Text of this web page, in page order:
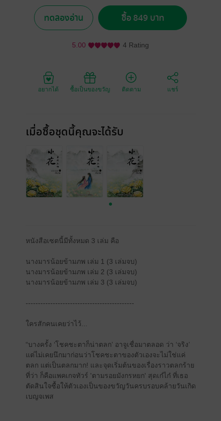
ทดลองอ่าน ซื้อ 849 บาท
5.00 4 Rating
อยากได้ ซื้อเป็นของขวัญ ติดตาม แชร์
เมื่อซื้อชุดนี้คุณจะได้รับ
หนังสือเซตนี้มีทั้งหมด 3 เล่ม คือ
นางมารน้อยข้ามภพ เล่ม 1 (3 เล่มจบ)
นางมารน้อยข้ามภพ เล่ม 2 (3 เล่มจบ)
นางมารน้อยข้ามภพ เล่ม 3 (3 เล่มจบ)
--------------------------------------------
ใครสักคนเคยว่าไว้...
“บางครั้ง ‘โชคชะตาก็น่าตลก’ อาจูเชื่อมาตลอด ว่า ‘จริง’
แต่ไม่เคยนึกมาก่อนว่าโชคชะตาของตัวเองจะไม่ใช่แค่
ตลก แต่เป็นตลกมาก! และจุดเริ่มต้นของเรื่องราวตลกร้าย
ที่ว่า ก็คือแพคเกจทัวร์ 'ตามรอยมังกรหยก' สุดเก๋ไก๋ ที่เธอ
ตัดสินใจซื้อให้ตัวเองเป็นของขวัญวันครบรอบคล้ายวันเกิด
เบญจเพส